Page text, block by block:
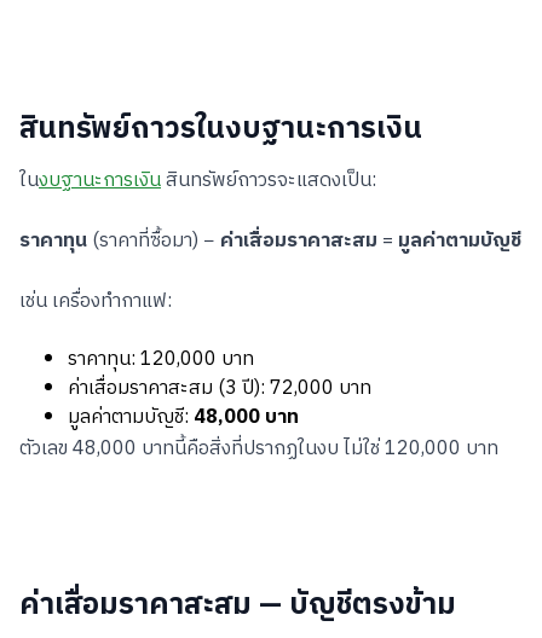
สินทรัพย์ถาวรในงบฐานะการเงิน
ในงบฐานะการเงินสินทรัพย์ถาวรจะแสดงเป็น:
ราคาทุน(ราคาที่ซื้อมา) − ค่าเสื่อมราคาสะสม = มูลค่าตามบัญชี
เช่น เครื่องทำกาแฟ:
ราคาทุน: 120,000 บาท
ค่าเสื่อมราคาสะสม (3 ปี): 72,000 บาท
มูลค่าตามบัญชี: 48,000 บาท
ตัวเลข 48,000 บาทนี้คือสิ่งที่ปรากฏในงบ ไม่ใช่ 120,000 บาท
ค่าเสื่อมราคาสะสม — บัญชีตรงข้าม